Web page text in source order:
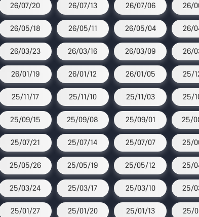
26/07/20 26/07/13 26/07/06 26/
26/05/18 26/05/11 26/05/04 26/
26/03/23 26/03/16 26/03/09 26/
26/01/19 26/01/12 26/01/05 25/
25/11/17 25/11/10 25/11/03 25/
25/09/15 25/09/08 25/09/01 25/
25/07/21 25/07/14 25/07/07 25/
25/05/26 25/05/19 25/05/12 25/
25/03/24 25/03/17 25/03/10 25/
25/01/27 25/01/20 25/01/13 25/